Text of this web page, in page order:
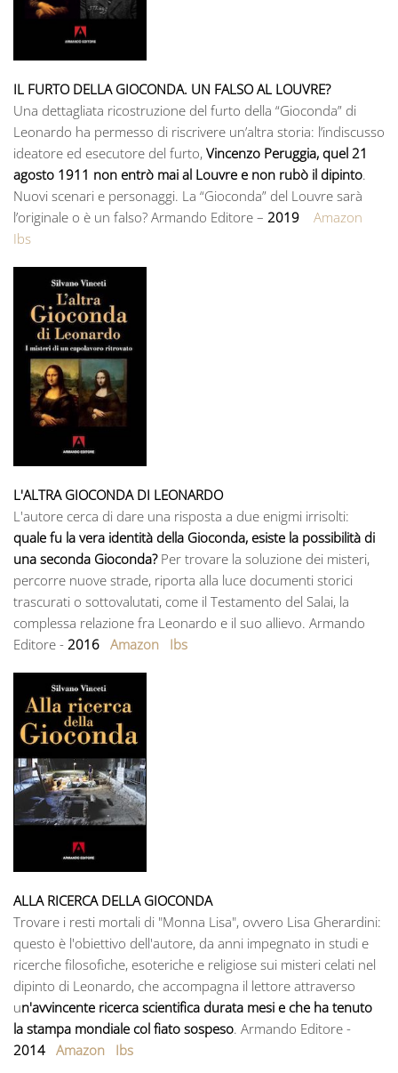
IL FURTO DELLA GIOCONDA. UN FALSO AL LOUVRE?
Una dettagliata ricostruzione del furto della “Gioconda” di
Leonardo ha permesso di riscrivere un’altra storia: l’indiscusso
ideatore ed esecutore del furto, Vincenzo Peruggia, quel 21
agosto 1911 non entrò mai al Louvre e non rubò il dipinto.
Nuovi scenari e personaggi. La “Gioconda” del Louvre sarà
l’originale o è un falso? Armando Editore – 2019
Amazon
Ibs
L'ALTRA GIOCONDA DI LEONARDO
L'autore cerca di dare una risposta a due enigmi irrisolti:
quale fu la vera identità della Gioconda, esiste la possibilità di
una seconda Gioconda?Per trovare la soluzione dei misteri,
percorre nuove strade, riporta alla luce documenti storici
trascurati o sottovalutati, come il Testamento del Salai, la
complessa relazione fra Leonardo e il suo allievo. Armando
Editore - 2016 Amazon Ibs
ALLA RICERCA DELLA GIOCONDA
Trovare i resti mortali di "Monna Lisa", ovvero Lisa Gherardini:
questo è l'obiettivo dell'autore, da anni impegnato in studi e
ricerche filosofiche, esoteriche e religiose sui misteri celati nel
dipinto di Leonardo, che accompagna il lettore attraverso
un'avvincente ricerca scientifica durata mesi e che ha tenuto
la stampa mondiale col fiato sospeso. Armando Editore -
2014 Amazon Ibs